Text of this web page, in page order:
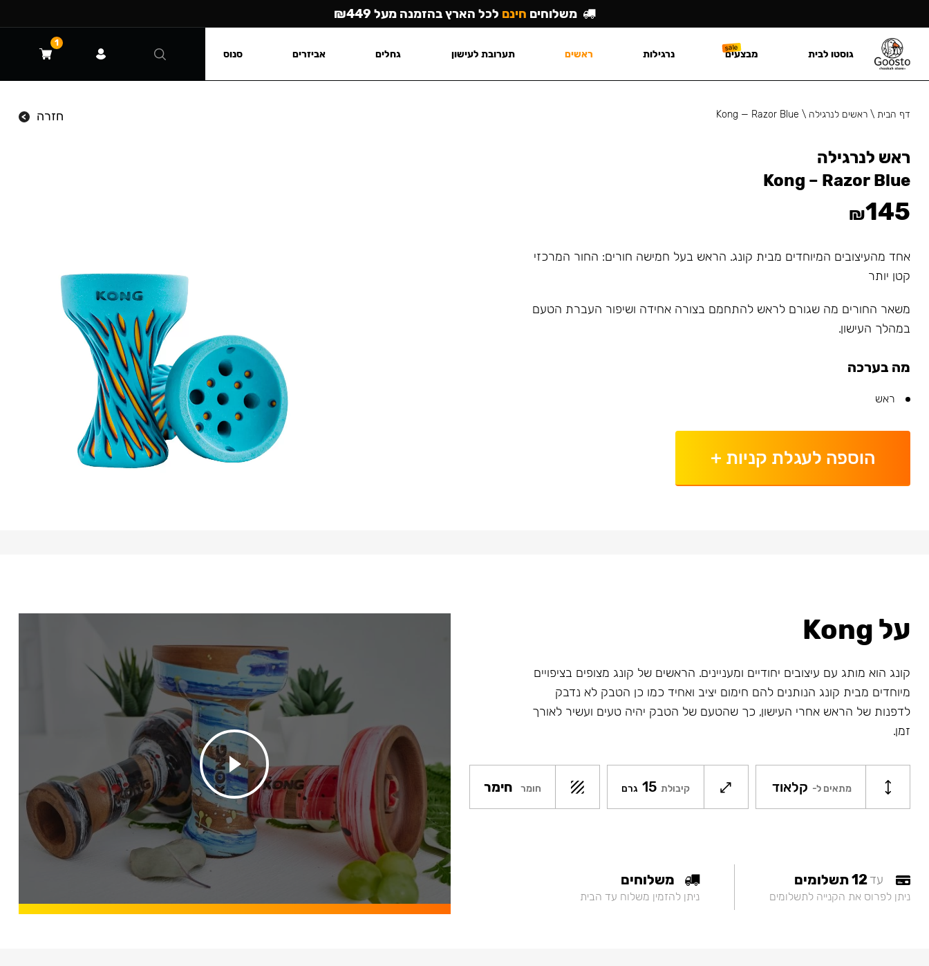
דף הבית\ ראשים לנרגילה \
Kong — Razor Blue חזרה
ראש לנרגילה
Kong – Razor Blue
₪145
אחד מהעיצובים המיוחדים מבית קונג. הראש בעל חמישה חורים: החור המרכזי
קטן יותר
משאר החורים מה שגורם לראש להתחמם בצורה אחידה ושיפור העברת הטעם
במהלך העישון.
מה בערכה
ראש
הוספה לעגלת קניות +
על Kong
קונג הוא מותג עם עיצובים יחודיים ומעניינים. הראשים של קונג מצופים בציפויים
מיוחדים מבית קונג הנותנים להם חימום יציב ואחיד כמו כן הטבק לא נדבק
לדפנות של הראש אחרי העישון, כך שהטעם של הטבק יהיה טעים ועשיר לאורך
זמן.
מתאים ל- קלאוד קיבולת 15 גרם חומר חימר
עד12 תשלומים
ניתן לפרוס את הקנייה לתשלומים
משלוחים
ניתן להזמין משלוח עד הבית
משלוחים חינם לכל הארץ בהזמנה מעל ₪449
גוסטו לבית מבצעים נרגילות ראשים תערובת לעישון גחלים אביזרים סנוס
1